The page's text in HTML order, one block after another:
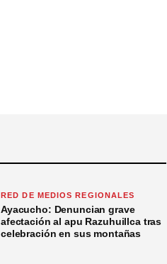
RED DE MEDIOS REGIONALES
Ayacucho: Denuncian grave
afectación al apu Razuhuillca tras
celebración en sus montañas